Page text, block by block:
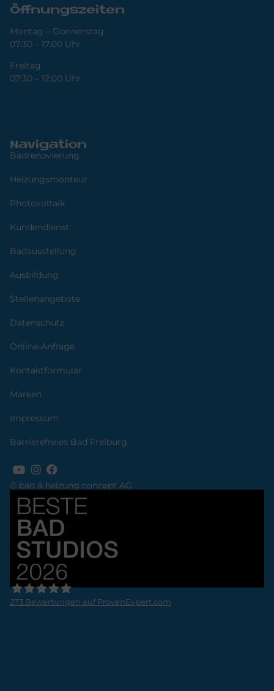
© bad & heizung concept AG
273 Bewertungen auf ProvenExpert.com
Öffnungszeiten
Montag – Donnerstag
07:30 – 17:00 Uhr
Freitag
07:30 – 12:00 Uhr
Navigation
Badrenovierung
Heizungsmonteur
Photovoltaik
Kundendienst
Badausstellung
Ausbildung
Stellenangebote
Datenschutz
Online-Anfrage
Kontaktformular
Marken
Impressum
Barrierefreies Bad Freiburg